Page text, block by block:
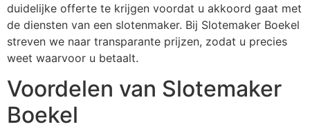
duidelijke offerte te krijgen voordat u akkoord gaat met
de diensten van een slotenmaker. Bij Slotemaker Boekel
streven we naar transparante prijzen, zodat u precies
weet waarvoor u betaalt.
Voordelen van Slotemaker
Boekel